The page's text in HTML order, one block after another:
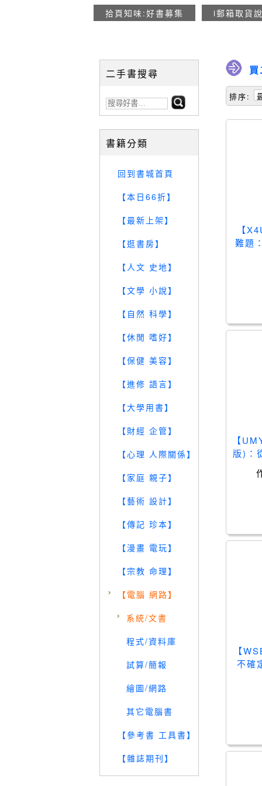
拾頁知味:好書募集 i郵箱取貨
二手書搜尋
書籍分類
回到書城首頁
【本日66折】
【最新上架】
【逛書房】
【人文 史地】
【文學 小說】
【自然 科學】
【休閒 嗜好】
【保健 美容】
【進修 語言】
【大學用書】
【財經 企管】
【心理 人際關係】
【家庭 親子】
【藝術 設計】
【傳記 珍本】
【漫畫 電玩】
【宗教 命理】
【電腦 網路】
系統/文書
程式/資料庫
試算/簡報
繪圖/網路
其它電腦書
【參考書 工具書】
【雜誌期刊】
排序:
【
難題
【
版)：
【
不確